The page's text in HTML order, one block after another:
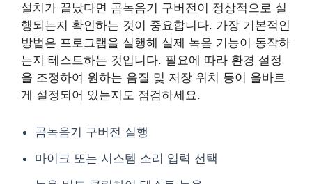
설치가 끝났다면 곰녹음기 구버전이 정상적으로 실
행되는지 확인하는 것이 중요합니다. 가장 기본적인
방법은 프로그램을 실행해 실제 녹음 기능이 동작하
는지 테스트하는 것입니다. 필요에 따라 환경 설정
을 조정하여 원하는 음질 및 저장 위치 등이 올바르
게 설정되어 있는지도 점검하세요.
곰녹음기 구버전 실행
마이크 또는 시스템 소리 입력 선택